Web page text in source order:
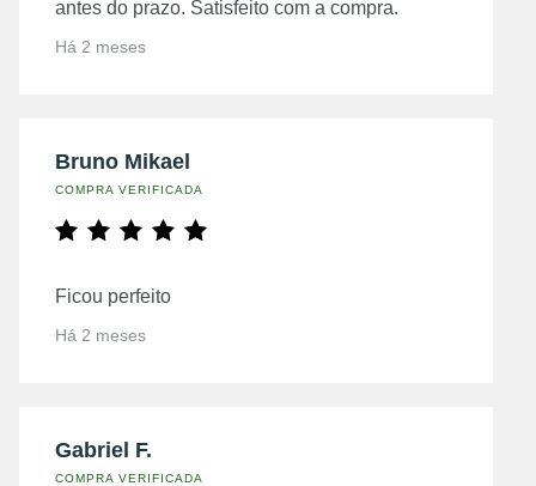
antes do prazo. Satisfeito com a compra.
Há 2 meses
Bruno Mikael
COMPRA VERIFICADA
Ficou perfeito
Há 2 meses
Gabriel F.
COMPRA VERIFICADA